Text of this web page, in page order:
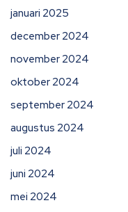
januari 2025
december 2024
november 2024
oktober 2024
september 2024
augustus 2024
juli 2024
juni 2024
mei 2024